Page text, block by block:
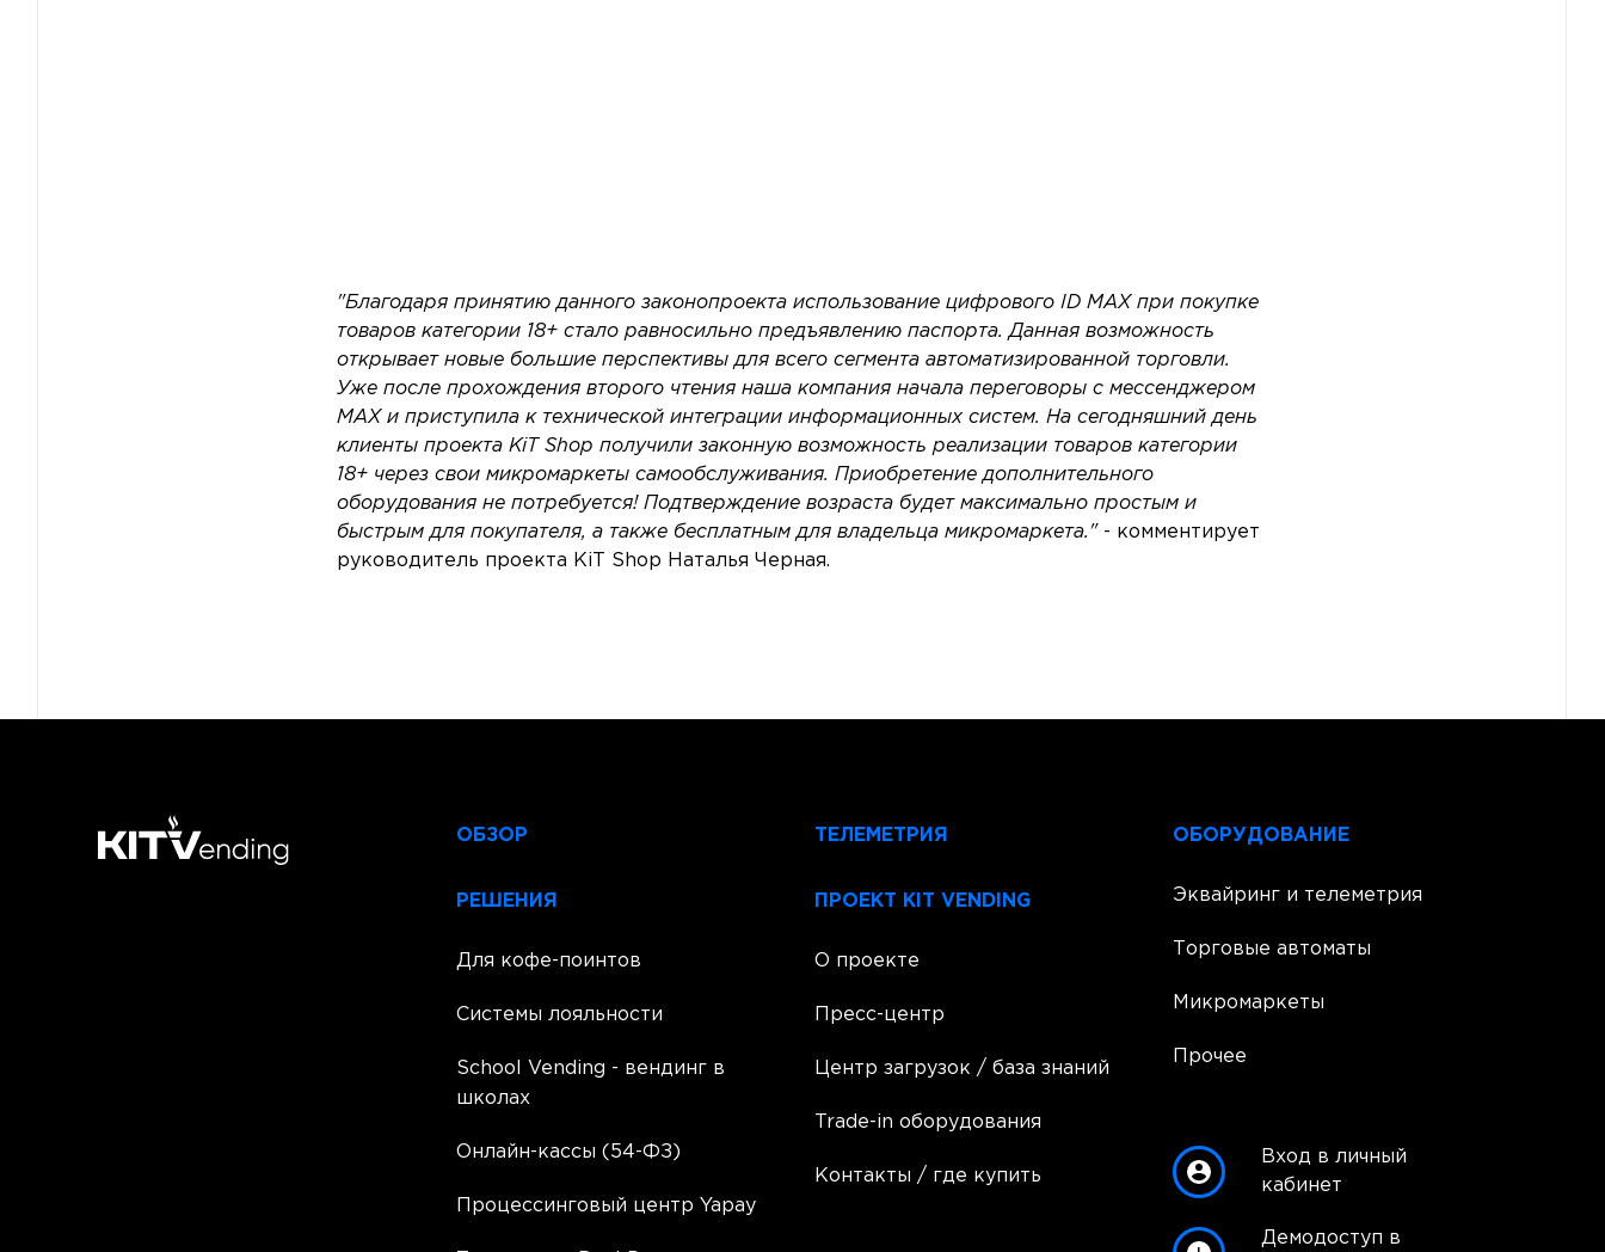
"Благодаря принятию данного законопроекта использование цифрового ID MAX при покупке
товаров категории 18+ стало равносильно предъявлению паспорта. Данная возможность
открывает новые большие перспективы для всего сегмента автоматизированной торговли.
Уже после прохождения второго чтения наша компания начала переговоры с мессенджером
MAX и приступила к технической интеграции информационных систем. На сегодняшний день
клиенты проекта KiT Shop получили законную возможность реализации товаров категории
18+ через свои микромаркеты самообслуживания. Приобретение дополнительного
оборудования не потребуется! Подтверждение возраста будет максимально простым и
быстрым для покупателя, а также бесплатным для владельца микромаркета." - комментирует
руководитель проекта KiT Shop Наталья Черная.
ОБЗОР
РЕШЕНИЯ
Для кофе-поинтов
Системы лояльности
School Vending - вендинг в
школах
Онлайн-кассы (54-ФЗ)
Процессинговый центр Yapay
ТЕЛЕМЕТРИЯ
ПРОЕКТ KIT VENDING
О проекте
Пресс-центр
Центр загрузок / база знаний
Trade-in оборудования
Контакты / где купить
ОБОРУДОВАНИЕ
Эквайринг и телеметрия
Торговые автоматы
Микромаркеты
Прочее
Вход в личный
кабинет
Демодоступ в